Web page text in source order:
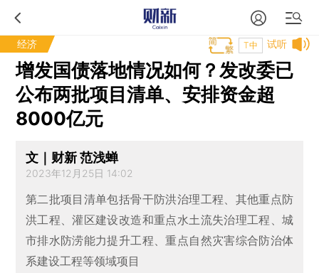
经济 试听
T中
增发国债落地情况如何？发改委已
公布两批项目清单、安排资金超
8000亿元
文｜财新 范浅蝉
2023年12月25日 14:02
第二批项目清单包括骨干防洪治理工程、其他重点防
洪工程、灌区建设改造和重点水土流失治理工程、城
市排水防涝能力提升工程、重点自然灾害综合防治体
系建设工程等领域项目